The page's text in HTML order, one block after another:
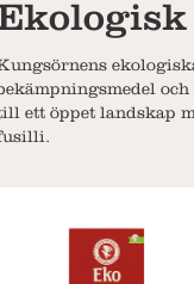
ett öppet landskap